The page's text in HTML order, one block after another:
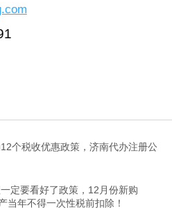
个税收优惠政策，济南代办注册公
定要看好了政策，12月份新购
当年不得一次性税前扣除！